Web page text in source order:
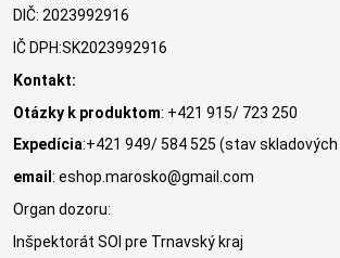
DIČ: 2023992916
IČ DPH:SK2023992916
Kontakt:
Otázky k produktom: +421 915/ 723 250
Expedícia:+421 949/ 584 525 (stav
email : eshop.marosko@gmail.com
Organ dozoru:
Inšpektorát SOI pre Trnavský kraj